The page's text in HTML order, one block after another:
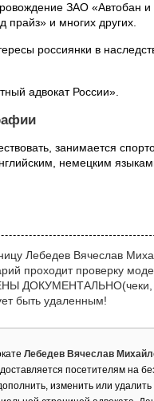
ЗАО «Автобан
прайз» и многих других.
россиянки в
адвокат России».
занимается
немецким
Лебедев Вячеслав
проходит проверку
ДОКУМЕНТАЛЬНО(чеки,
быть удаленным!
Лебедев Вячеслав
посетителям на
изменить или